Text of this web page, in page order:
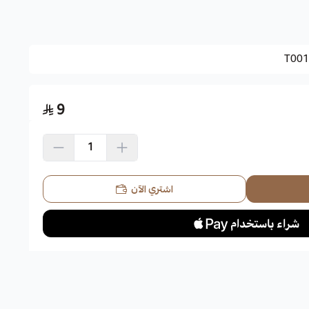
الملمس، دائمة الخضرة.
دائري أبيض.
9
اشتري الآن